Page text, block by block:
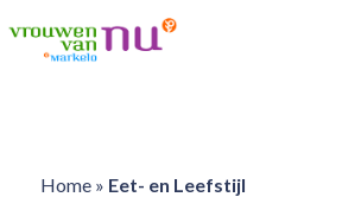
Home» Eet- en Leefstijl